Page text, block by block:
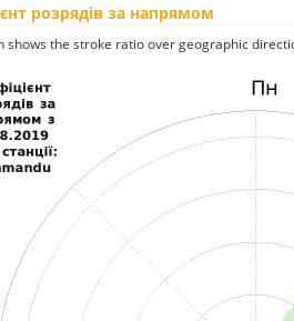
розрядів за напрямом
shows the stroke ratio over geographic